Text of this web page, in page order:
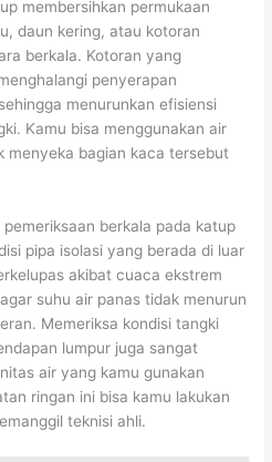
membersihkan permukaan
daun kering, atau kotoran
berkala. Kotoran yang
penyerapan
menurunkan efisiensi
Kamu bisa menggunakan air
menyeka bagian kaca tersebut
berkala pada katup
pipa isolasi yang berada di luar
akibat cuaca ekstrem
suhu air panas tidak menurun
Memeriksa kondisi tangki
lumpur juga sangat
air yang kamu gunakan
ringan ini bisa kamu lakukan
teknisi ahli.